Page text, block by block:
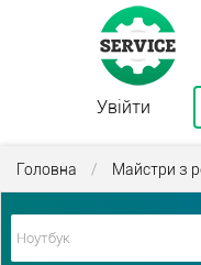
Увійти
Головна / Майстри з